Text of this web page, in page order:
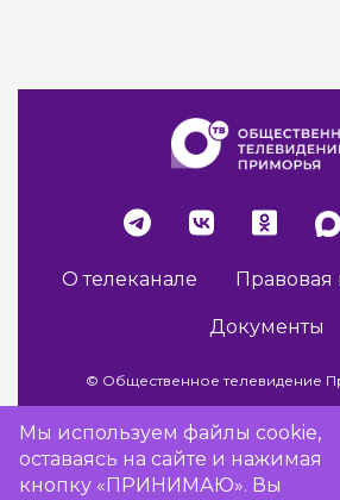
О телеканале
Документы
© Общественное телевидение
Разработка сайта -
Мы используем файлы cookie,
оставаясь на сайте и нажимая
кнопку «ПРИНИМАЮ». Вы